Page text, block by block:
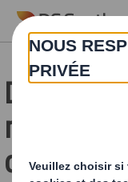
Skip to main content
DS